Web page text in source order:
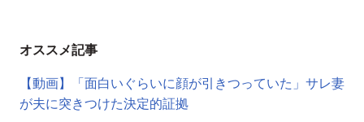
オススメ記事
【動画】「面白いぐらいに顔が引きつっていた」サレ妻
が夫に突きつけた決定的証拠